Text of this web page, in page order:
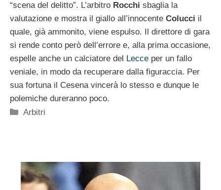
“scena del delitto”. L’arbitro Rocchi sbaglia la
valutazione e mostra il giallo all’innocente Colucci il
quale, già ammonito, viene espulso. Il direttore di gara
si rende conto però dell’errore e, alla prima occasione,
espelle anche un calciatore del
Lecce per un fallo
veniale, in modo da recuperare dalla figuraccia. Per
sua fortuna il Cesena vincerà lo stesso e dunque le
polemiche dureranno poco.
Categorie
Arbitri